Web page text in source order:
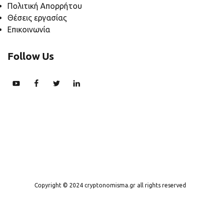
Πολιτική Απορρήτου
Θέσεις εργασίας
Επικοινωνία
Follow Us
Copyright © 2024 cryptonomisma.gr all rights reserved